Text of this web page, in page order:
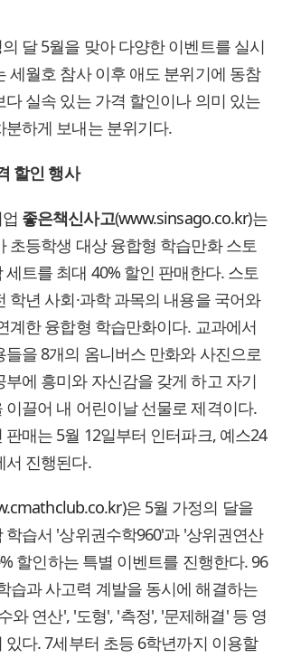
달 5월을 맞아 다양한 이벤트를 실시
세월호 참사 이후 애도 분위기에 동참
실속 있는 가격 할인이나 의미 있는
분하게 보내는 분위기다.
할인 행사
좋은책신사고(www.sinsago.co.kr)는
초등학생 대상 융합형 학습만화 스토
트를 최대 40% 할인 판매한다. 스토
학년 사회·과학 과목의 내용을 국어와
계한 융합형 학습만화이다. 교과에서
들을 8개의 옴니버스 만화와 사진으로
에 흥미와 자신감을 갖게 하고 자기
이끌어 내 어린이날 선물로 제격이다.
매는 5월 12일부터 인터파크, 예스24
서 진행된다.
)은 5월 가정의 달을
학습서 '상위권수학960'과 '상위권연산
할인하는 특별 이벤트를 진행한다. 96
습과 사고력 계발을 동시에 해결하는
와 연산', '도형', '측정', '문제해결' 등 영
있다. 7세부터 초등 6학년까지 이용할